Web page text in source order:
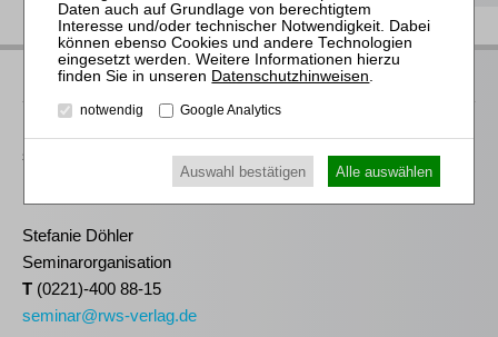
Ihre Ansprechpartnerin
sich bitte an unser Seminarteam. Erste Fragen beanworten wir
hier.
Stefanie Döhler
Seminarorganisation
T (0221)-400 88-15
seminar@rws-verlag.de
Datenschutzhinweisen
notwendig Google Analytics
Auswahl bestätigen Alle auswählen